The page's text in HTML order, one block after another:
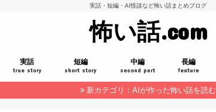
実話・短編・AI怪談など怖い話まとめブログ
怖い話.com
実話
true story
短編
short story
中編
second part
長編
feature
新カテゴリ：AIが作った怖い話を読む